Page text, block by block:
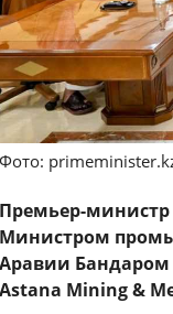
Фото:
Премьер-министр
Министром
Аравии Бандаром
Astana Mining &